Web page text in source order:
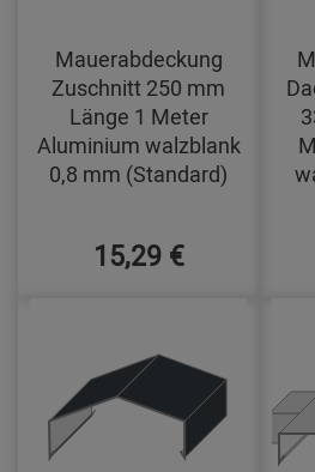
Mauerabdeckung
Zuschnitt 250 mm
Länge 1 Meter
Aluminium walzblank
0,8 mm (Standard)
15,29 €